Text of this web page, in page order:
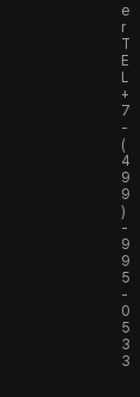
e
r
T
E
L
+
7
-
(
4
9
9
)
-
9
9
5
-
0
5
3
3